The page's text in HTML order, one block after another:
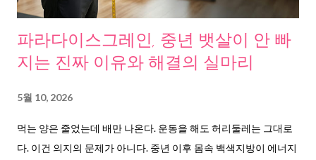
정인지 약사 는 이런 자극이 반복되면 면역 시스템이 과잉 반응하
면서 몸 전체에 염증이 번진다고 설명했다. 문제는, 이 만성염증에
는 자각 증상이 없다는 것이다. 조용히 혈관을 굳히고, 세포를 늙게
하고, 기억력을 흐리게 만든다. 연구 자료로 본 해결의 실마리,
C3G라는 물질의 정체 여러 자료를 취합해보니, 흥미로운 패턴이
산화 물질 C3G(Cyanidin-3-O-glucoside) 함량이 100g당 68에서
649mg이다. 딸기(3.7mg), 블루베리(3.0mg), 크랜베리(0.7mg)와 비
파라다이스그레인, 중년 뱃살이 안 빠
지는 진짜 이유와 해결의 실마리
5월 10, 2026
먹는 양은 줄었는데 배만 나온다. 운동을 해도 허리둘레는 그대로
다. 이건 의지의 문제가 아니다. 중년 이후 몸속 백색지방이 에너지